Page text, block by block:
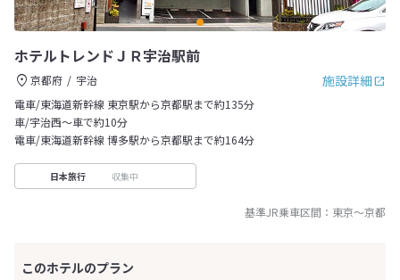
ホテルトレンドＪＲ宇治駅前
施設詳細
京都府
宇治
電車/東海道新幹線 東京駅から京都駅まで約135分
車/宇治西～車で約10分
電車/東海道新幹線 博多駅から京都駅まで約164分
日本旅行 収集中
基準JR乗車区間： 東京～京都